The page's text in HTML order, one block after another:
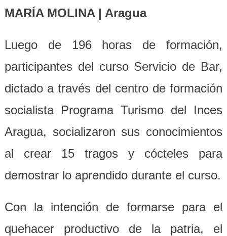
MARÍA MOLINA | Aragua
Luego de 196 horas de formación,
participantes del curso Servicio de Bar,
dictado a través del centro de formación
socialista Programa Turismo del Inces
Aragua, socializaron sus conocimientos
al crear 15 tragos y cócteles para
demostrar lo aprendido durante el curso.
Con la intención de formarse para el
quehacer productivo de la patria, el